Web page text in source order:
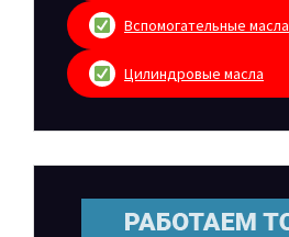
Вспомогательные масла
Цилиндровые масла